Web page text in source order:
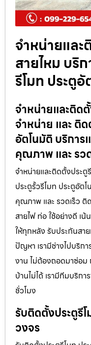
จำหน่ายและ
สายไหม บริ
รีโมท ประตู
จำหน่ายและติด
จำหน่าย และ ติด
อัตโนมัติ บริกา
คุณภาพ และ รว
จำหน่ายและติดตั้งประตู
ประตูรั้วรีโมท ประตูอัต
คุณภาพ และ รวดเร็ว
สายไฟ ท่อ ใช้อย่างดี
ให้ทุกหลัง รับประกันสา
ปัญหา เรามีช่างไปบริก
งาน ไม่ต้องถอดมาซ่อ
บ้านไม่ได้ เรามีทีมบริก
ชั่วโมง
รับติดตั้งประตูรี
วงจร